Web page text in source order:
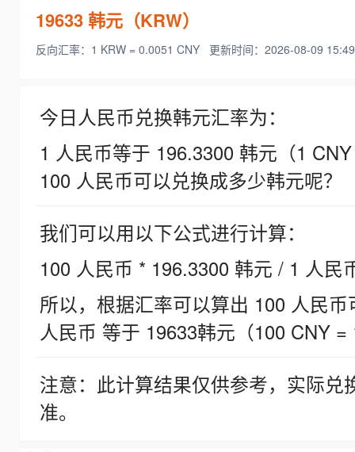
19633韩元（KRW）
反向汇率：1 KRW = 0.0051 CNY 更新时间：2026-08-09
今日人民币兑换韩元汇率为：
1 人民币等于 196.3300 韩元（1
100 人民币可以兑换成多少韩元呢？
我们可以用以下公式进行计算：
100 人民币 * 196.3300 韩元 / 1 人民
所以，根据汇率可以算出 100 人民
人民币 等于 19633韩元（100 CNY =
注意：此计算结果仅供参考，实际
准。